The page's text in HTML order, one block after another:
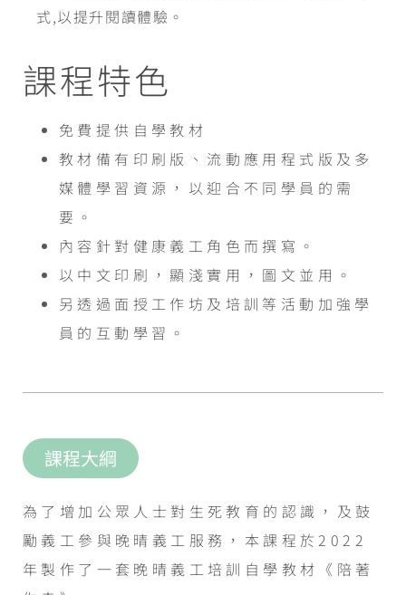
式,以提升閱讀體驗。
課程特色
免費提供自學教材
教材備有印刷版、流動應用程式版及多
媒體學習資源，以迎合不同學員的需
要。
內容針對健康義工角色而撰寫。
以中文印刷，顯淺實用，圖文並用。
另透過面授工作坊及培訓等活動加強學
員的互動學習。
課程大綱
為了增加公眾人士對生死教育的認識，及鼓
勵義工參與晚晴義工服務，本課程於2022
年製作了一套晚晴義工培訓自學教材《陪著